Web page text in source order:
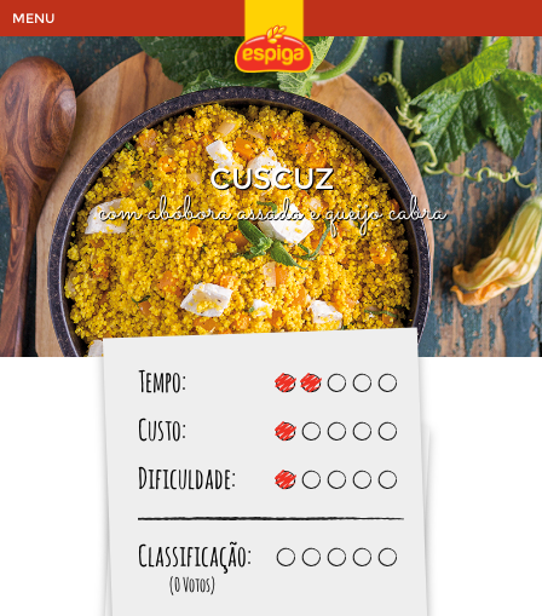
MENU
CUSCUZ
com abóbora assada e queijo cabra
Tempo:
Custo:
Dificuldade:
Classificação:
(0 Votos)